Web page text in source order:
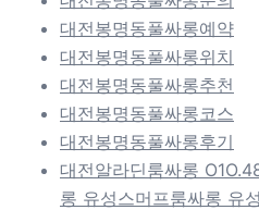
대전봉명동풀싸롱예약
대전봉명동풀싸롱위치
대전봉명동풀싸롱추천
대전봉명동풀싸롱코스
대전봉명동풀싸롱후기
대전알라딘룸싸롱
롱 유성스머프룸싸롱 유